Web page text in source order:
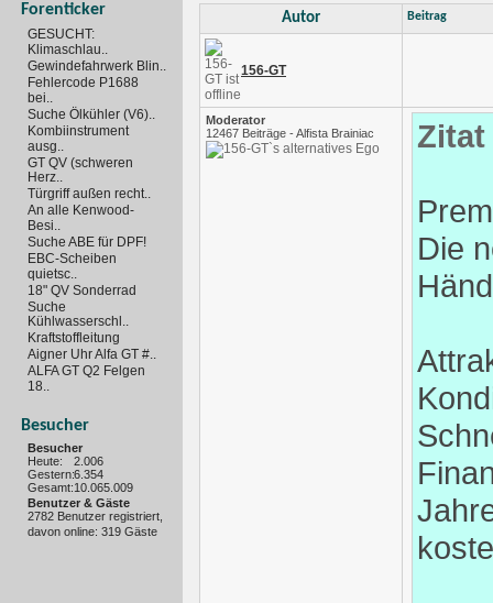
Forenticker
GESUCHT:
Klimaschlau..
Gewindefahrwerk Blin..
Fehlercode P1688
bei..
Suche Ölkühler (V6)..
Kombiinstrument
ausg..
GT QV (schweren
Herz..
Türgriff außen recht..
An alle Kenwood-
Besi..
Suche ABE für DPF!
EBC-Scheiben
quietsc..
18" QV Sonderrad
Suche
Kühlwasserschl..
Kraftstoffleitung
Aigner Uhr Alfa GT #..
ALFA GT Q2 Felgen
18..
Besucher
Besucher
Heute:
2.006
Gestern:6.354
Gesamt:10.065.009
Benutzer & Gäste
2782 Benutzer registriert,
davon online: 319 Gäste
Autor Beitrag
156-GT
Moderator
12467 Beiträge - Alfista Brainiac
Zitat
Die